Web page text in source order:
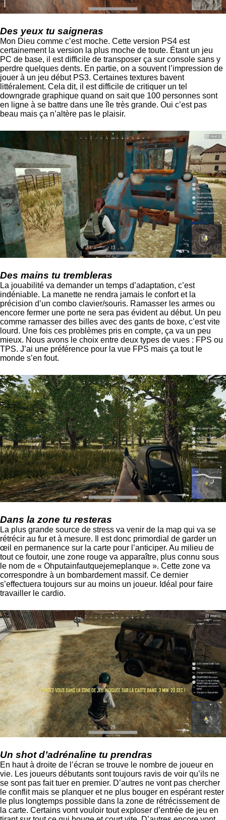
Des yeux tu saigneras
Mon Dieu comme c’est moche. Cette version PS4 est
certainement la version la plus moche de toute. Étant un jeu
PC de base, il est difficile de transposer ça sur console sans y
perdre quelques dents. En partie, on a souvent l’impression de
jouer à un jeu début PS3. Certaines textures bavent
littéralement. Cela dit, il est difficile de critiquer un tel
downgrade graphique quand on sait que 100 personnes sont
en ligne à se battre dans une île très grande. Oui c’est pas
beau mais ça n’altère pas le plaisir.
Des mains tu trembleras
La jouabilité va demander un temps d’adaptation, c’est
indéniable. La manette ne rendra jamais le confort et la
précision d’un combo clavier/souris. Ramasser les armes ou
encore fermer une porte ne sera pas évident au début. Un peu
comme ramasser des billes avec des gants de boxe, c’est vite
lourd. Une fois ces problèmes pris en compte, ça va un peu
mieux. Nous avons le choix entre deux types de vues : FPS ou
TPS. J’ai une préférence pour la vue FPS mais ça tout le
monde s’en fout.
Dans la zone tu resteras
La plus grande source de stress va venir de la map qui va se
rétrécir au fur et à mesure. Il est donc primordial de garder un
œil en permanence sur la carte pour l’anticiper. Au milieu de
tout ce foutoir, une zone rouge va apparaître, plus connu sous
le nom de « Ohputainfautquejemeplanque ». Cette zone va
correspondre à un bombardement massif. Ce dernier
s’effectuera toujours sur au moins un joueur. Idéal pour faire
travailler le cardio.
Un shot d’adrénaline tu prendras
En haut à droite de l’écran se trouve le nombre de joueur en
vie. Les joueurs débutants sont toujours ravis de voir qu’ils ne
se sont pas fait tuer en premier. D’autres ne vont pas chercher
le conflit mais se planquer et ne plus bouger en espérant rester
le plus longtemps possible dans la zone de rétrécissement de
la carte. Certains vont vouloir tout exploser d’entrée de jeu en